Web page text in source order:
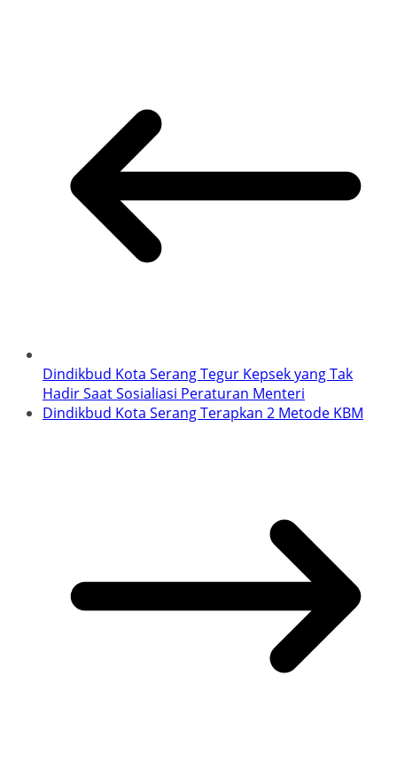
Dindikbud Kota Serang Tegur Kepsek yang Tak
Hadir Saat Sosialiasi Peraturan Menteri
Dindikbud Kota Serang Terapkan 2 Metode KBM